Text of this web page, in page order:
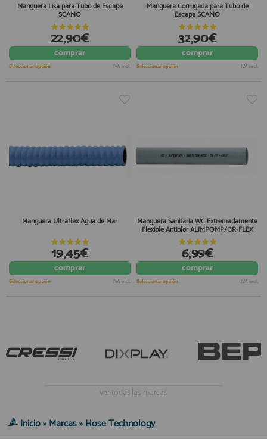
Manguera Lisa para Tubo de Escape
SCAMO
22,90€
comprar
Seleccionar opción IVA incl.
Manguera Corrugada para Tubo de
Escape SCAMO
32,90€
comprar
Seleccionar opción IVA incl.
Manguera Ultraflex Agua de Mar
19,45€
comprar
Seleccionar opción IVA incl.
Manguera Sanitaria WC Extremadamente
Flexible Antiolor ALIMPOMP/GR-FLEX
6,99€
comprar
Seleccionar opción IVA incl.
ver todas las marcas
Inicio»Marcas»Hose Technology